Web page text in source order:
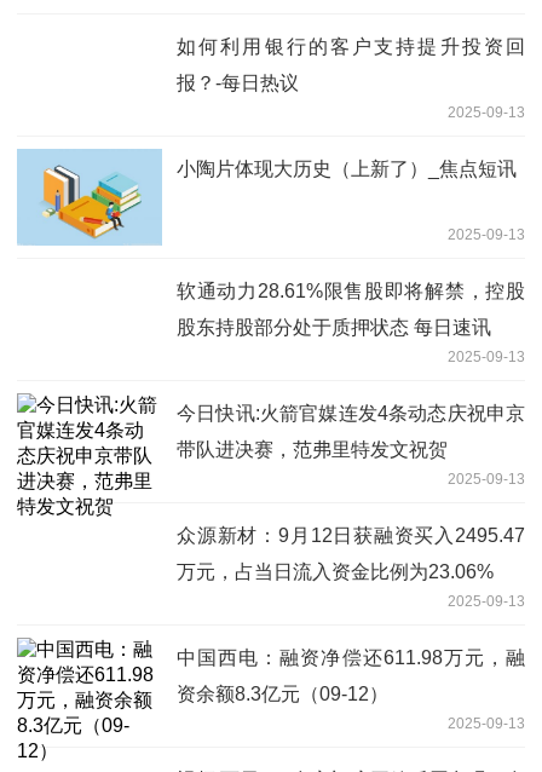
如何利用银行的客户支持提升投资回
报？-每日热议
2025-09-13
小陶片体现大历史（上新了）_焦点短讯
2025-09-13
软通动力28.61%限售股即将解禁，控股
股东持股部分处于质押状态 每日速讯
2025-09-13
今日快讯:火箭官媒连发4条动态庆祝申京
带队进决赛，范弗里特发文祝贺
2025-09-13
众源新材：9月12日获融资买入2495.47
万元，占当日流入资金比例为23.06%
2025-09-13
中国西电：融资净偿还611.98万元，融
资余额8.3亿元（09-12）
2025-09-13